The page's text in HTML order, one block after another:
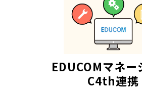
EDUCOMマネー
C4th連携